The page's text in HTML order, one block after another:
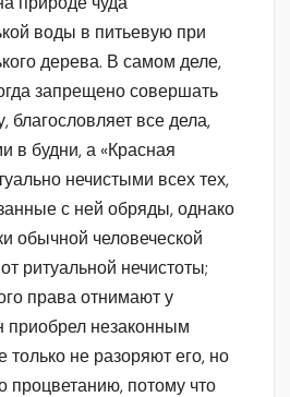
воды в питьевую при
дерева. В самом деле,
запрещено совершать
благословляет все дела,
в будни, а «Красная
нечистыми всех тех,
с ней обряды, однако
обычной человеческой
ритуальной нечистоты;
права отнимают у
приобрел незаконным
только не разоряют его, но
процветанию, потому что